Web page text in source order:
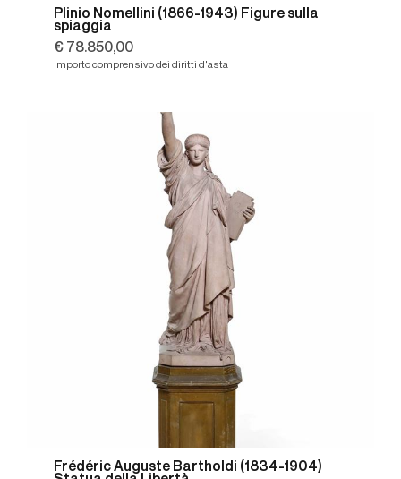
Plinio Nomellini (1866-1943) Figure sulla
spiaggia
€ 78.850,00
Importo comprensivo dei diritti d'asta
Frédéric Auguste Bartholdi (1834-1904)